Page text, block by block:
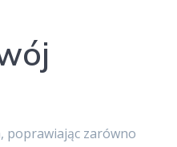
poprawiając zarówno